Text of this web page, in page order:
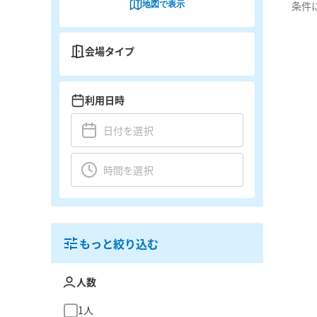
条件
地図で表示
会場タイプ
利用日時
もっと絞り込む
人数
1人